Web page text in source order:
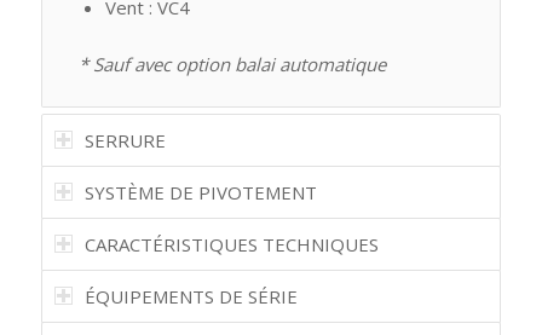
Vent : VC4
* Sauf avec option balai automatique
SERRURE
SYSTÈME DE PIVOTEMENT
CARACTÉRISTIQUES TECHNIQUES
ÉQUIPEMENTS DE SÉRIE